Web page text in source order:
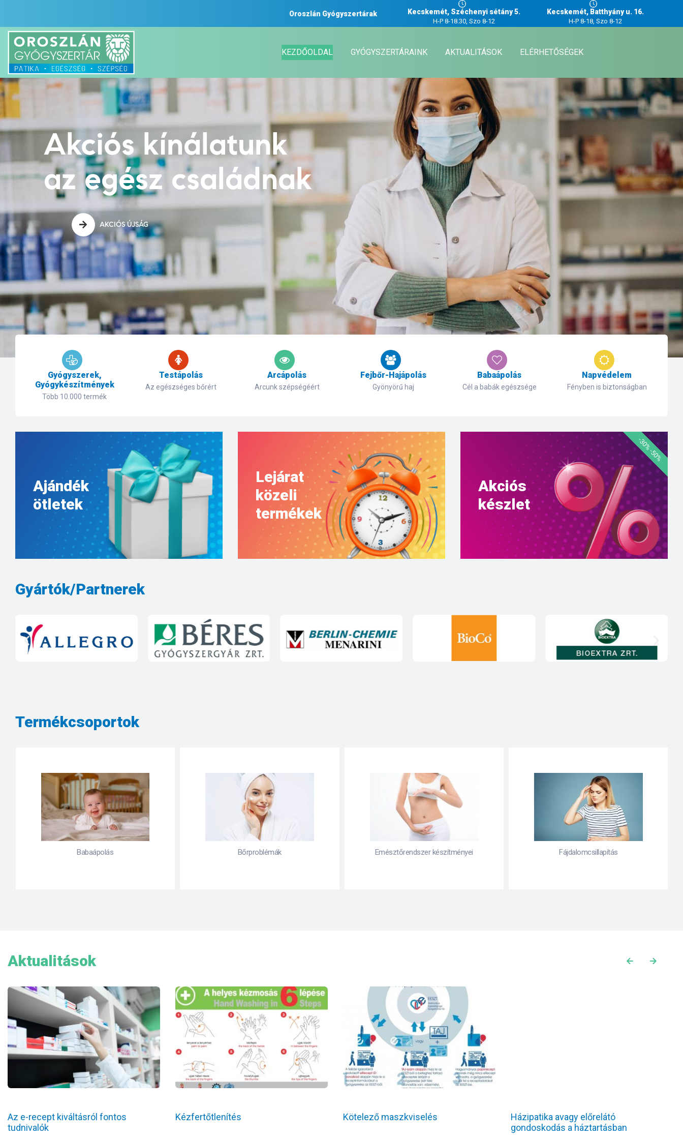
Oroszlán Gyógyszertárak Kecskemét, Széchenyi sétány 5.
H-P 8-18.30, Szo 8-12
Kecskemét, Batthyány u. 16.
H-P 8-18, Szo 8-12
KEZDŐOLDAL GYÓGYSZERTÁRAINK AKTUALITÁSOK ELÉRHETŐSÉGEK
AKCIÓS ÚJSÁG
Akciós kínálatunk
az egész családnak
Gyógyszerek,
Gyógykészítmények
Több 10.000 termék
Testápolás
Az egészséges bőrért
Arcápolás
Arcunk szépségéért
Fejbőr-Hajápolás
Gyönyörű haj
Babaápolás
Cél a babák egészsége
Napvédelem
Fényben is biztonságban
Ajándék
ötletek
Lejárat
közeli
termékek
Akciós
készlet
-30% -50%
Gyártók/Partnerek
Termékcsoportok
Babaápolás Bőrproblémák Emésztőrendszer készítményei Fájdalomcsillapítás
Aktualitások
Az e-recept kiváltásról fontos
tudnivalók
Kézfertőtlenítés Kötelező maszkviselés
Házipatika avagy előrelátó
gondoskodás a háztartásban